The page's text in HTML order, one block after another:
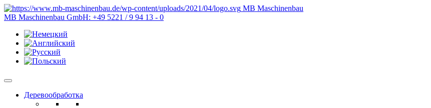
MB Maschinenbau
MB Maschinenbau GmbH: +49 5221 / 9 94 13 - 0
Деревообработка